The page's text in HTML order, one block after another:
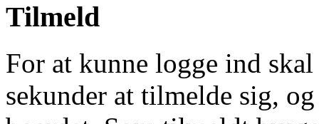
Tilmeld
For at kunne logge ind
sekunder at tilmelde sig,